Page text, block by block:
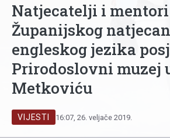
Natjecatelji i mentori
Županijskog
engleskog jezika
Prirodoslovni muzej
Metkoviću
VIJESTI 16:07, 26. veljače 2019.